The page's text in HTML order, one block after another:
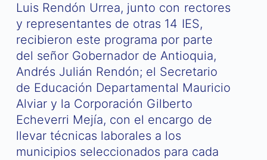
Luis Rendón Urrea, junto con rectores
y representantes de otras 14 IES,
recibieron este programa por parte
del señor Gobernador de Antioquia,
Andrés Julián Rendón; el Secretario
de Educación Departamental Mauricio
Alviar y la Corporación Gilberto
Echeverri Mejía, con el encargo de
llevar técnicas laborales a los
municipios seleccionados para cada